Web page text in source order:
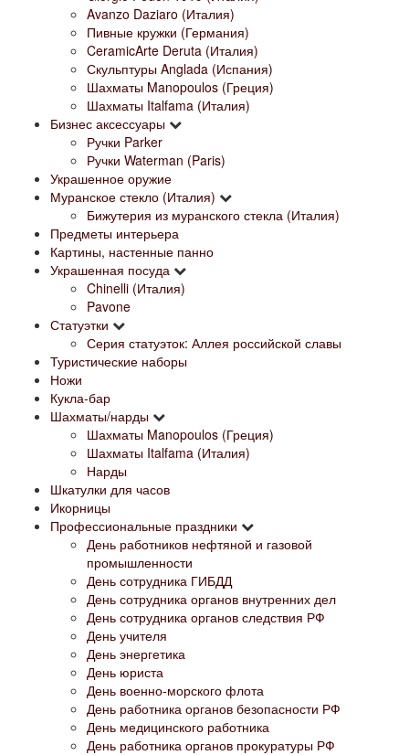
Avanzo Daziaro (Италия)
Пивные кружки (Германия)
CeramicArte Deruta (Италия)
Скульптуры Anglada (Испания)
Шахматы Manopoulos (Греция)
Шахматы Italfama (Италия)
Бизнес аксессуары
Ручки Parker
Ручки Waterman (Paris)
Украшенное оружие
Муранское стекло (Италия)
Бижутерия из муранского стекла (Италия)
Предметы интерьера
Картины, настенные панно
Украшенная посуда
Chinelli (Италия)
Pavone
Статуэтки
Серия статуэток: Аллея российской славы
Туристические наборы
Ножи
Кукла-бар
Шахматы/нарды
Шахматы Manopoulos (Греция)
Шахматы Italfama (Италия)
Нарды
Шкатулки для часов
Икорницы
Профессиональные праздники
День работников нефтяной и газовой
промышленности
День сотрудника ГИБДД
День сотрудника органов внутренних дел
День сотрудника органов следствия РФ
День учителя
День энергетика
День юриста
День военно-морского флота
День работника органов безопасности РФ
День медицинского работника
День работника органов прокуратуры РФ